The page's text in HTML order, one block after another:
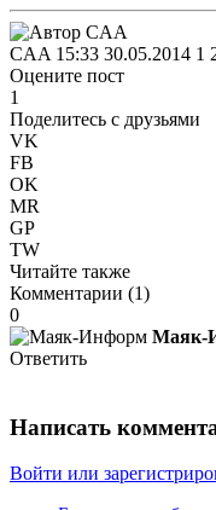
CAA 15:33 30.05.2014 1
Оцените пост
1
Поделитесь с друзьями
VK
FB
OK
MR
GP
TW
Читайте также
Комментарии (1)
0
Маяк-
Ответить
Написать
Войти или